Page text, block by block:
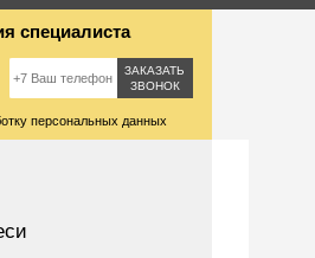
специалиста
ЗАКАЗАТЬ
ЗВОНОК
персональных данных